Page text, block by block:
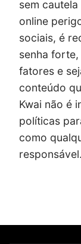
sem
online
sociais, é
senha
fatores e
conteúdo
Kwai não é
políticas
como
responsável.